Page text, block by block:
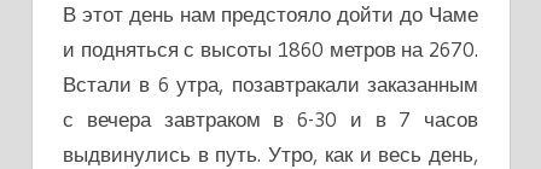
В этот день нам предстояло дойти до Чаме
и подняться с высоты 1860 метров на 2670.
Встали в 6 утра, позавтракали заказанным
с вечера завтраком в 6-30 и в 7 часов
выдвинулись в путь. Утро, как и весь день,